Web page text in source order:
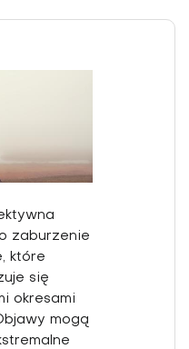
zaburzenie
które
się
okresami
mogą